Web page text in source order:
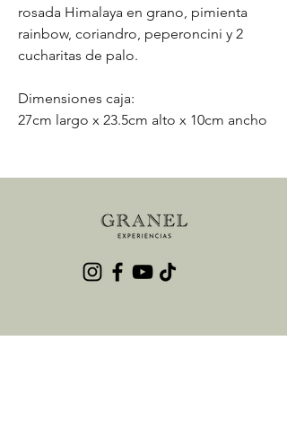
rosada Himalaya en grano, pimienta
rainbow, coriandro, peperoncini y 2
cucharitas de palo.
Dimensiones caja:
27cm largo x 23.5cm alto x 10cm ancho